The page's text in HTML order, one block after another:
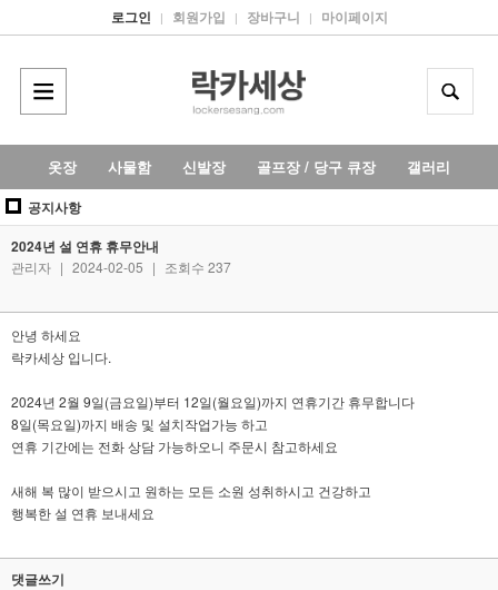
로그인 | 회원가입 | 장바구니 | 마이페이지
옷장 사물함 신발장 골프장 / 당구 큐장 갤러리
공지사항
2024년 설 연휴 휴무안내
관리자 | 2024-02-05 | 조회수 237
안녕 하세요
락카세상 입니다.
2024년 2월 9일(금요일)부터 12일(월요일)까지 연휴기간 휴무합니다
8일(목요일)까지 배송 및 설치작업가능 하고
연휴 기간에는 전화 상담 가능하오니 주문시 참고하세요
새해 복 많이 받으시고 원하는 모든 소원 성취하시고 건강하고
행복한 설 연휴 보내세요
댓글쓰기